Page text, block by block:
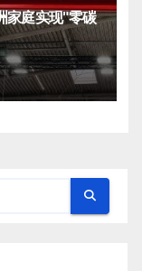
家庭实现"零碳